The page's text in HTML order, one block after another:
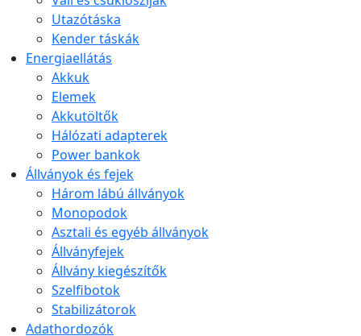
Utazótáska
Kender táskák
Energiaellátás
Akkuk
Elemek
Akkutöltők
Hálózati adapterek
Power bankok
Állványok és fejek
Három lábú állványok
Monopodok
Asztali és egyéb állványok
Állványfejek
Állvány kiegészítők
Szelfibotok
Stabilizátorok
Adathordozók